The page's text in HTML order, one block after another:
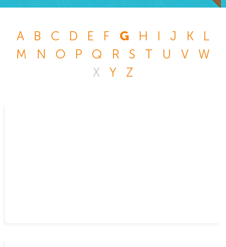
A B C D E F G H I J K
L
M
N O P Q R S T U V
W
X
Y Z